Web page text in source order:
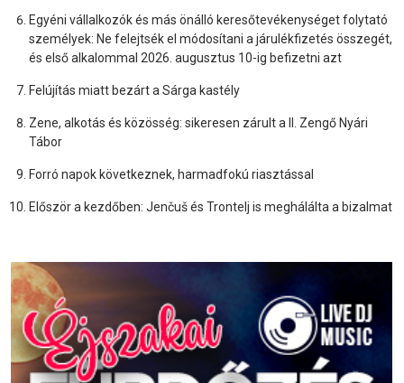
Egyéni vállalkozók és más önálló keresőtevékenységet folytató
személyek: Ne felejtsék el módosítani a járulékfizetés összegét,
és első alkalommal 2026. augusztus 10-ig befizetni azt
Felújítás miatt bezárt a Sárga kastély
Zene, alkotás és közösség: sikeresen zárult a II. Zengő Nyári
Tábor
Forró napok következnek, harmadfokú riasztással
Először a kezdőben: Jenčuš és Trontelj is meghálálta a bizalmat